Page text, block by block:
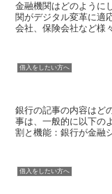
金融機関はどのように
関がデジタル変革に適
会社、保険会社など様
借入をしたい方へ
銀行の記事の内容はど
事は、一般的に以下の
割と機能：銀行が金融
借入をしたい方へ